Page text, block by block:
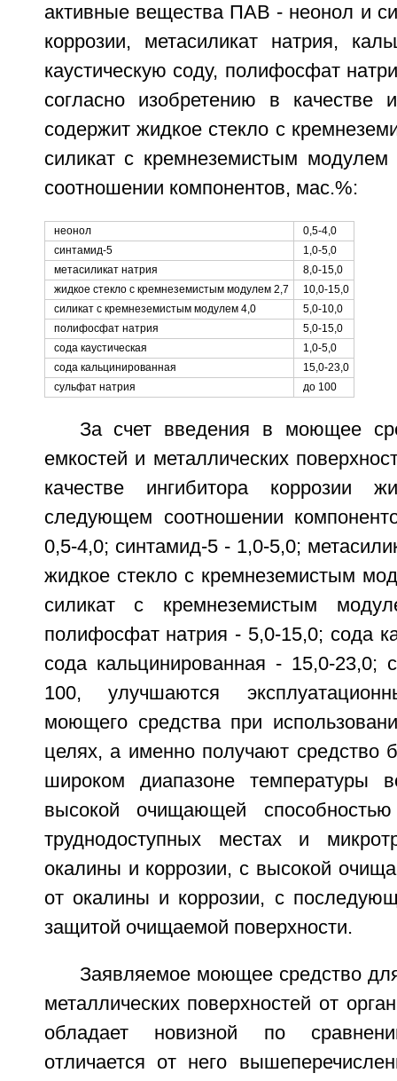
активные вещества ПАВ - неонол и
коррозии, метасиликат натрия,
каустическую соду, полифосфат
согласно изобретению в качестве
содержит жидкое стекло с
силикат с кремнеземистым
соотношении компонентов, мас.%:
неонол
0,5-4,0
синтамид-5
1,0-5,0
метасиликат натрия
8,0-15,0
жидкое стекло с кремнеземистым модулем 2,7
10,0-15,0
силикат с кремнеземистым модулем 4,0
5,0-10,0
полифосфат натрия
5,0-15,0
сода каустическая
1,0-5,0
сода кальцинированная
15,0-23,0
сульфат натрия
до 100
За счет введения в моющее
емкостей и металлических
качестве ингибитора коррозии
следующем соотношении
0,5-4,0; синтамид-5 - 1,0-5,0;
жидкое стекло с кремнеземистым
силикат с кремнеземистым
полифосфат натрия - 5,0-15,0; сода
сода кальцинированная - 15,0-23,0;
100, улучшаются
моющего средства при
целях, а именно получают средство
широком диапазоне температуры
высокой очищающей
труднодоступных местах и
окалины и коррозии, с высокой
от окалины и коррозии, с
защитой очищаемой поверхности.
Заявляемое моющее средство
металлических поверхностей от
обладает новизной по
отличается от него